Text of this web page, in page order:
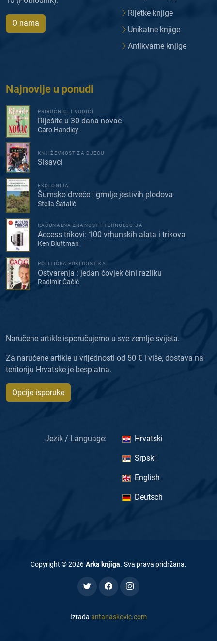
O nama
Rijetke knjige
Unikatne knjige
Antikvarne knjige
Najnovije u ponudi
PRIRUČNICI I VODIČI
Riješite u 30 dana novac
Caro Handley
KNJIŽEVNOST ZA DJECU
Sisavci
EKOLOGIJA
Šumsko drveće i grmlje jestivih plodova
Stella Šatalić
RAČUNALNA ZNANOST I TEHNOLOGIJA
Access trikovi: 100 vrhunskih alata i trikova
Ken Bluttman
POLITIČKA PUBLICISTIKA
Ostvarenja : jedan čovjek čini razliku
Radimir Čačić
Naručene artikle isporučujemo u sve zemlje svijeta.
Za naručene artikle u vrijednosti od 50 € i više, dostava na
teritoriju Hrvatske je besplatna.
Opcije isporuke
Jezik / Language: Hrvatski
Srpski
English
Deutsch
Copyright ©2026 Arka knjiga. Sva prava pridržana.
Izrada antanaskovic.com